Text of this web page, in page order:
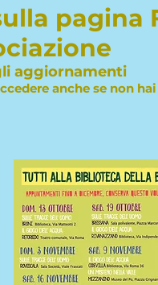
pagina
aggiornamenti
anche se non